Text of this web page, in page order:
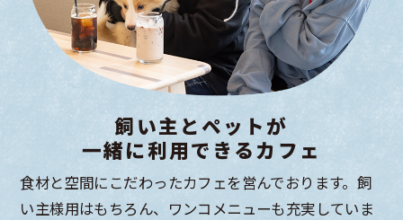
飼い主とペットが
一緒に利用できるカフェ
食材と空間にこだわったカフェを営んでおります。飼
い主様用はもちろん、ワンコメニューも充実していま